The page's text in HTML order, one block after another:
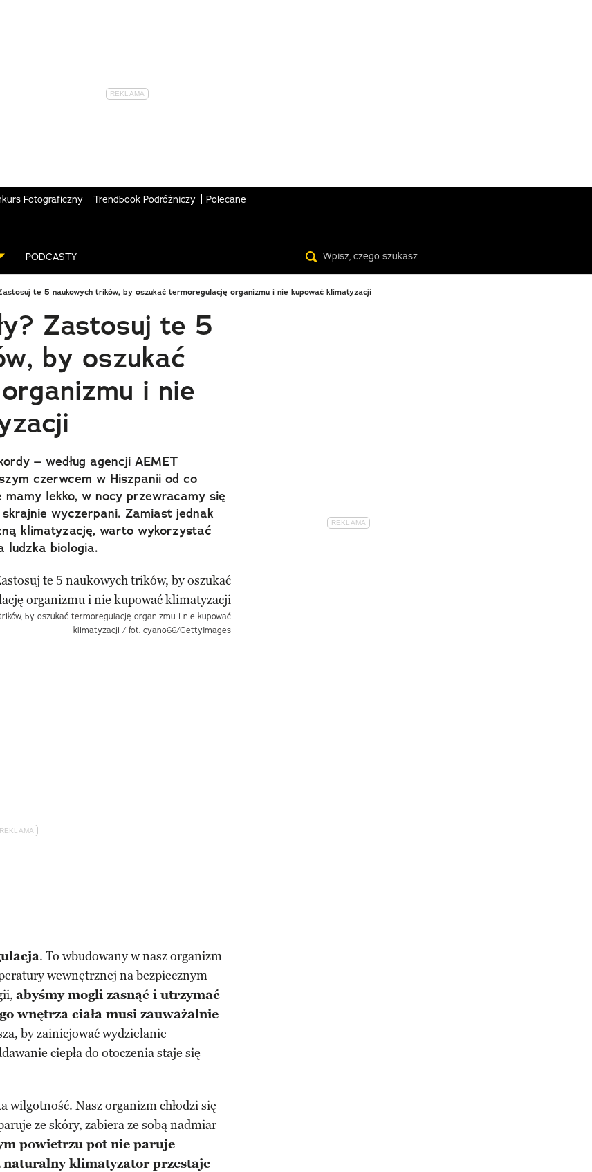
Fotograficzny Trendbook Podróżniczy Polecane
PODCASTY
te 5 naukowych trików, by oszukać termoregulację organizmu i nie kupować klimatyzacji
Zastosuj te 5
by oszukać
i nie
– według agencji AEMET
czerwcem w Hiszpanii od co
lekko, w nocy przewracamy się
wyczerpani. Zamiast jednak
klimatyzację, warto wykorzystać
ludzka biologia.
by oszukać termoregulację organizmu i nie kupować
klimatyzacji / fot. cyano66/GettyImages
. To wbudowany w nasz organizm
wewnętrznej na bezpiecznym
abyśmy mogli zasnąć i utrzymać
wnętrza ciała musi zauważalnie
by zainicjować wydzielanie
ciepła do otoczenia staje się
wilgotność. Nasz organizm chłodzi się
ze skóry, zabiera ze sobą nadmiar
powietrzu pot nie paruje
naturalny klimatyzator przestaje